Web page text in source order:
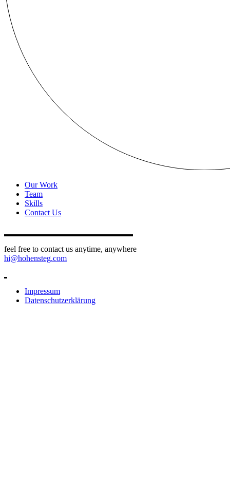
Our Work
Team
Skills
Contact Us
feel free to contact us anytime, anywhere
hi@hohensteg.com
Impressum
Datenschutzerklärung